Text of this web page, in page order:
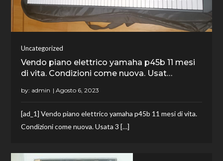
Uncategorized
Vendo piano elettrico yamaha p45b 11 mesi
di vita. Condizioni come nuova. Usat…
by: admin
[ad_1] Vendo piano elettrico yamaha p45b 11 mesi di vita.
Condizioni come nuova. Usata 3 […]